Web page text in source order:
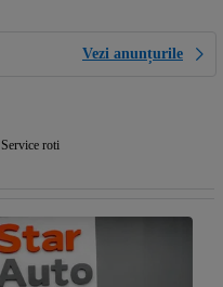
Vezi anunțurile
Service roti